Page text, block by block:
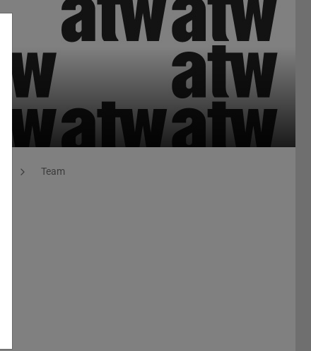
Team